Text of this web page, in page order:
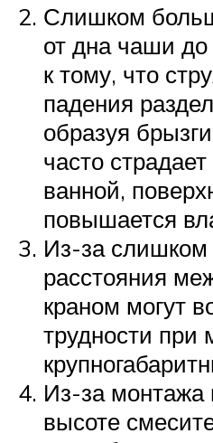
Слишком
от дна чаши до
к тому, что
падения
образуя
часто
ванной,
повышается
Из-за слишком
расстояния
краном могут
трудности при
Из-за монтажа
высоте